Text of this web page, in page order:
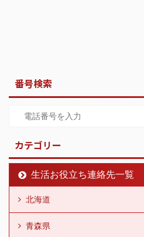
番号検索
カテゴリー
生活お役立ち連絡先一覧
北海道
青森県